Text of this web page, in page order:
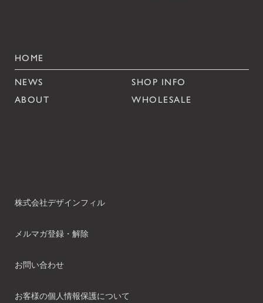
HOME
NEWS
SHOP INFO
ABOUT
WHOLESALE
株式会社デザインフィル
メルマガ登録・解除
お問い合わせ
お客様の個人情報保護について